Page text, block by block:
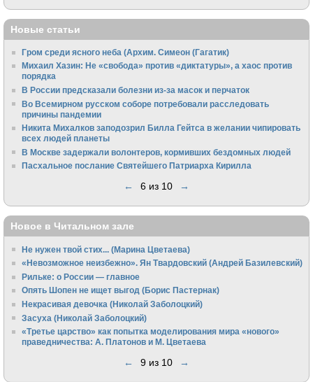
Новые статьи
Гром среди ясного неба (Архим. Симеон (Гагатик)
Михаил Хазин: Не «свобода» против «диктатуры», а хаос против
порядка
В России предсказали болезни из-за масок и перчаток
Во Всемирном русском соборе потребовали расследовать
причины пандемии
Никита Михалков заподозрил Билла Гейтса в желании чипировать
всех людей планеты
В Москве задержали волонтеров, кормивших бездомных людей
Пасхальное послание Святейшего Патриарха Кирилла
← 6 из 10 →
Новое в Читальном зале
Не нужен твой стих... (Марина Цветаева)
«Невозможное неизбежно». Ян Твардовский (Андрей Базилевский)
Рильке: о России — главное
Опять Шопен не ищет выгод (Борис Пастернак)
Некрасивая девочка (Николай Заболоцкий)
Засуха (Николай Заболоцкий)
«Третье царство» как попытка моделирования мира «нового»
праведничества: А. Платонов и М. Цветаева
← 9 из 10 →